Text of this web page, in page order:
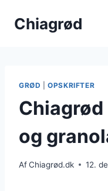
Chiagrød
GRØD |OPSKRIFTER
og
AfChiagrød.dk 12.